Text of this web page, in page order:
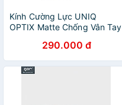
Kính Cường Lực UNIQ
OPTIX Matte Chống Vân Tay
14 Pro/ 14 Plus/ 14_ Hàng
Chính Hãng
290.000 đ